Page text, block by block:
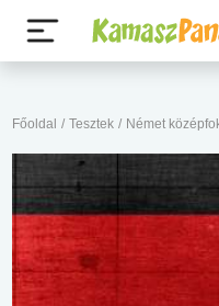
Főoldal / Tesztek / Német